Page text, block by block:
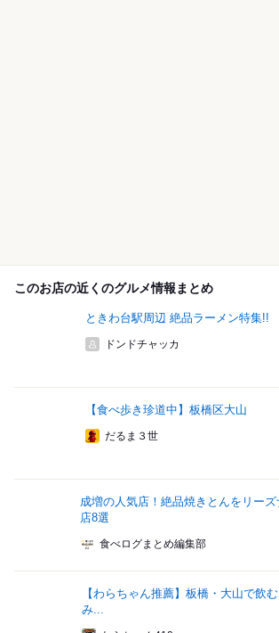
このお店の近くのグルメ情報まとめ
ときわ台駅周辺 絶品ラーメン特集!!
ドンドチャッカ
【食べ歩き珍道中】板橋区大山
だるま３世
成増の人気店！絶品焼きとんをリー
店8選
食べログまとめ編集部
【わらちゃん推薦】板橋・大山で飲
み...